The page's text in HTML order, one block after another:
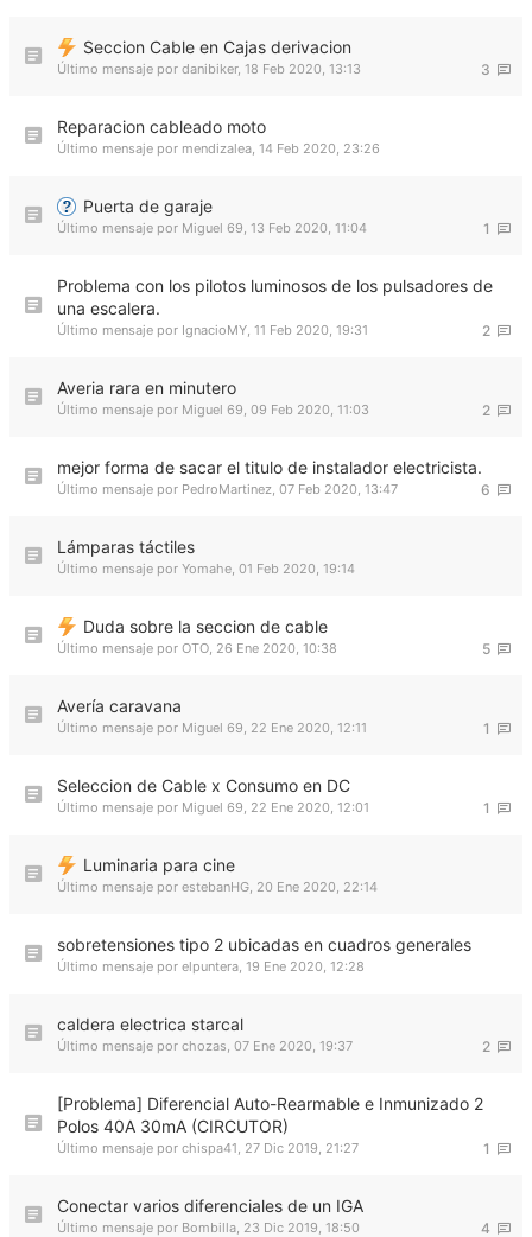
Seccion Cable en Cajas derivacion
3
Último mensaje por danibiker, 18 Feb 2020, 13:13
Reparacion cableado moto
Último mensaje por mendizalea, 14 Feb 2020, 23:26
Puerta de garaje
1
Último mensaje por Miguel 69, 13 Feb 2020, 11:04
Problema con los pilotos luminosos de los pulsadores de
una escalera.
2
Último mensaje por IgnacioMY, 11 Feb 2020, 19:31
Averia rara en minutero
2
Último mensaje por Miguel 69, 09 Feb 2020, 11:03
mejor forma de sacar el titulo de instalador electricista.
6
Último mensaje por PedroMartinez, 07 Feb 2020, 13:47
Lámparas táctiles
Último mensaje por Yomahe, 01 Feb 2020, 19:14
Duda sobre la seccion de cable
5
Último mensaje por OTO, 26 Ene 2020, 10:38
Avería caravana
1
Último mensaje por Miguel 69, 22 Ene 2020, 12:11
Seleccion de Cable x Consumo en DC
1
Último mensaje por Miguel 69, 22 Ene 2020, 12:01
Luminaria para cine
Último mensaje por estebanHG, 20 Ene 2020, 22:14
sobretensiones tipo 2 ubicadas en cuadros generales
Último mensaje por elpuntera, 19 Ene 2020, 12:28
caldera electrica starcal
2
Último mensaje por chozas, 07 Ene 2020, 19:37
[Problema] Diferencial Auto-Rearmable e Inmunizado 2
Polos 40A 30mA (CIRCUTOR)
1
Último mensaje por chispa41, 27 Dic 2019, 21:27
Conectar varios diferenciales de un IGA
4
Último mensaje por Bombilla, 23 Dic 2019, 18:50